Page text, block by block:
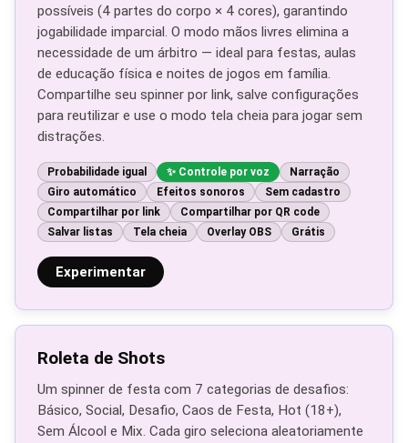
possíveis (4 partes do corpo × 4 cores), garantindo
jogabilidade imparcial. O modo mãos livres elimina a
necessidade de um árbitro — ideal para festas, aulas
de educação física e noites de jogos em família.
Compartilhe seu spinner por link, salve configurações
para reutilizar e use o modo tela cheia para jogar sem
distrações.
Probabilidade igual Controle por voz
Narração
Giro automático
Efeitos sonoros
Sem cadastro
Compartilhar por link
Compartilhar por QR code
Salvar listas
Tela cheia Overlay OBS Grátis
Experimentar
Roleta de Shots
Um spinner de festa com 7 categorias de desafios:
Básico, Social, Desafio, Caos de Festa, Hot (18+),
Sem Álcool e Mix. Cada giro seleciona aleatoriamente